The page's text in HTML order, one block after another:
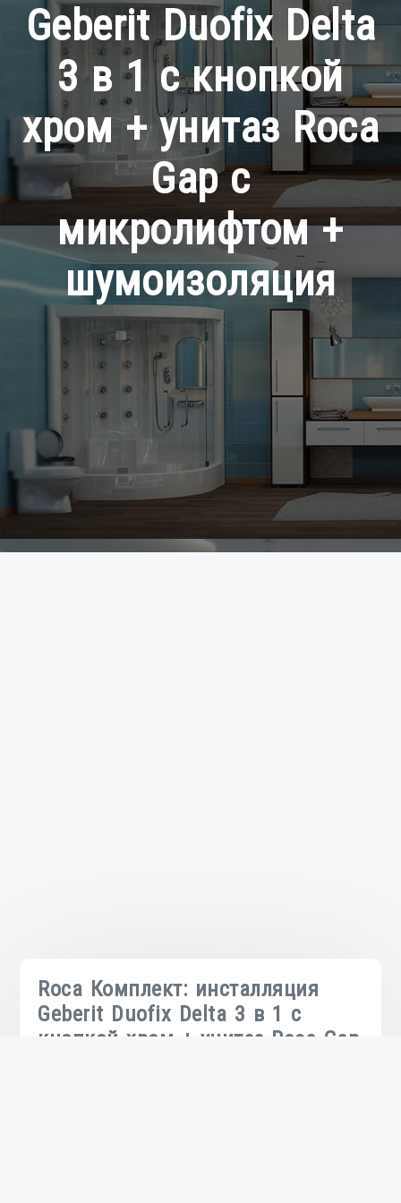
Geberit Duofix Delta
3 в 1 с кнопкой
хром + унитаз Roca
Gap с
микролифтом +
шумоизоляция
Roca Комплект: инсталляция
Geberit Duofix Delta 3 в 1 с
кнопкой хром + унитаз Roca Gap